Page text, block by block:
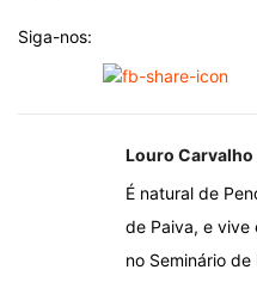
Siga-nos:
Louro Carvalho
É natural de
de Paiva, e vive
no Seminário